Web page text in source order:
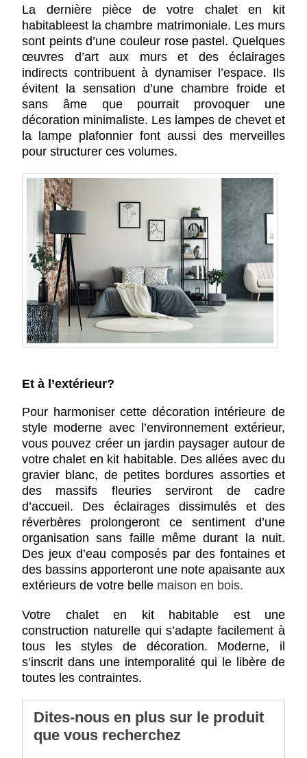
La dernière pièce de votre chalet en kit
habitableest la chambre matrimoniale. Les murs
sont peints d’une couleur rose pastel. Quelques
œuvres d’art aux murs et des éclairages
indirects contribuent à dynamiser l’espace. Ils
évitent la sensation d’une chambre froide et
sans âme que pourrait provoquer une
décoration minimaliste. Les lampes de chevet et
la lampe plafonnier font aussi des merveilles
pour structurer ces volumes.
Et à l’extérieur?
Pour harmoniser cette décoration intérieure de
style moderne avec l’environnement extérieur,
vous pouvez créer un jardin paysager autour de
votrechalet en kit habitable. Des allées avec du
gravier blanc, de petites bordures assorties et
des massifs fleuries serviront de cadre
d’accueil. Des éclairages dissimulés et des
réverbères prolongeront ce sentiment d’une
organisation sans faille même durant la nuit.
Des jeux d’eau composés par des fontaines et
des bassins apporteront une note apaisante aux
extérieurs de votre belle maison en bois.
Votre chalet en kit habitable est une
construction naturelle qui s’adapte facilement à
tous les styles de décoration. Moderne, il
s’inscrit dans une intemporalité qui le libère de
toutes les contraintes.
Dites-nous en plus sur le produit
que vous recherchez